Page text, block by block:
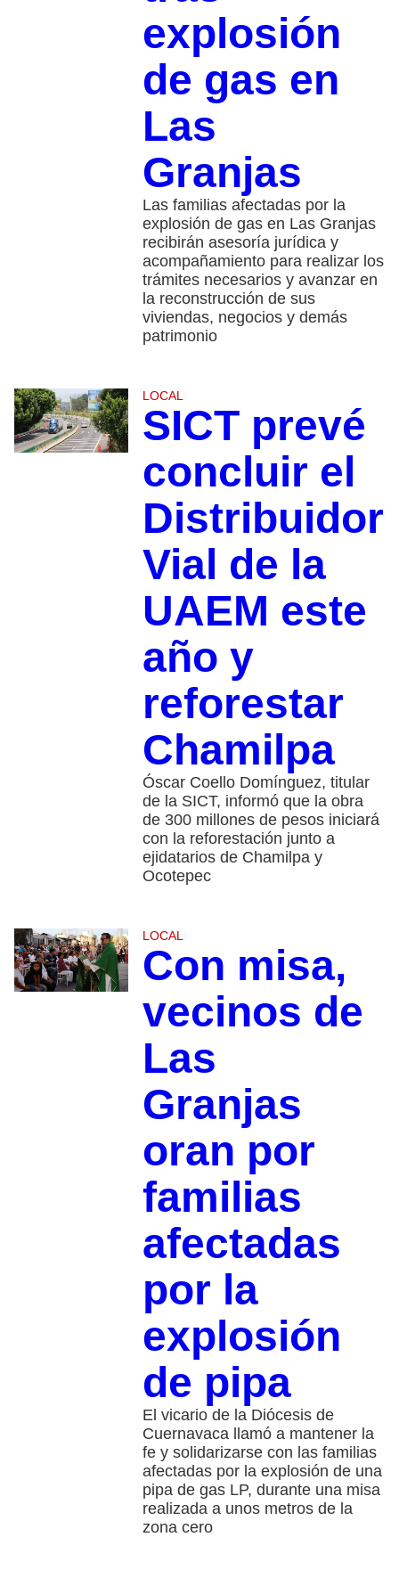
explosión
de gas en
Las
Granjas
Las familias afectadas por la
explosión de gas en Las Granjas
recibirán asesoría jurídica y
acompañamiento para realizar los
trámites necesarios y avanzar en
la reconstrucción de sus
viviendas, negocios y demás
patrimonio
LOCAL
SICT prevé
concluir el
Distribuidor
Vial de la
UAEM este
año y
reforestar
Chamilpa
Óscar Coello Domínguez, titular
de la SICT, informó que la obra
de 300 millones de pesos iniciará
con la reforestación junto a
ejidatarios de Chamilpa y
Ocotepec
LOCAL
Con misa,
vecinos de
Las
Granjas
oran por
familias
afectadas
por la
explosión
de pipa
El vicario de la Diócesis de
Cuernavaca llamó a mantener la
fe y solidarizarse con las familias
afectadas por la explosión de una
pipa de gas LP, durante una misa
realizada a unos metros de la
zona cero